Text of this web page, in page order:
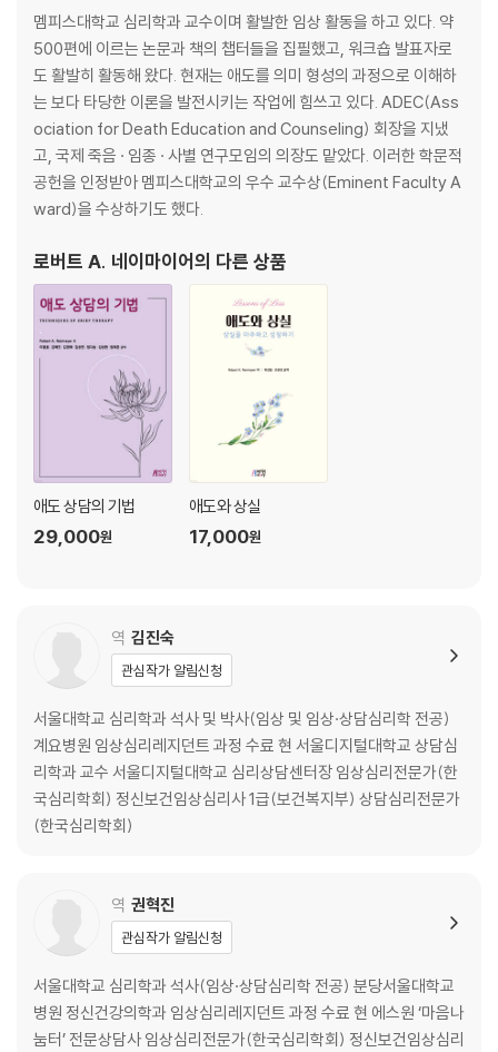
10 핵심 관심사를 향한 사다리 놓기
11 의미의 사회생태학 지도 그리기: 나비넥타이 면담 기법
12 항목배열 기법을 이용한 구성개념의 연결망 도표 작성
13 자기직면을 이용한 정서적 주제와 관계적 주제 평가
14 거울시간을 이용한 자기성찰
15 자기에서 타인까지의 포괄적 주의
16 정서의 자취를 따라가기
17 설명보다 경험을 중요시하기
19 상징적 표현의 힘을 이용하기
20 최소한의 치료 구조화
21 치료과정에서 변화하는 치료목표를 따라가기
22 내담자의 성찰을 촉진하기
23 저항과 친구 되기
24 과제 고려하기
25 무의식적인 이유를 드러내고 직면하기
26 자기이야기의 구심점을 재구성하기
27 종결을 기념하기
28 향정신성 약물이 해결책인지 혹은 또 다른 문제인지 평가하기
29 더 넓은 세계 속에서 구성주의치료를 이해하기
30 통합적 치료 구성하기
멤피스대학교 심리학과 교수이며 활발한 임상 활동을 하고 있다. 약
500편에 이르는 논문과 책의 챕터들을 집필했고, 워크숍 발표자로
도 활발히 활동해 왔다. 현재는 애도를 의미 형성의 과정으로 이해하
는 보다 타당한 이론을 발전시키는 작업에 힘쓰고 있다. ADEC(Ass
ociation for Death Education and Counseling) 회장을 지냈
고, 국제 죽음 · 임종 · 사별 연구모임의 의장도 맡았다. 이러한 학문적
공헌을 인정받아 멤피스대학교의 우수 교수상(Eminent Faculty A
ward)을 수상하기도 했다.
로버트 A. 네이마이어의 다른 상품
애도 상담의 기법
29,000원
애도와 상실
17,000원
역 김진숙
관심작가 알림신청
서울대학교 심리학과 석사 및 박사(임상 및 임상·상담심리학 전공)
계요병원 임상심리레지던트 과정 수료 현 서울디지털대학교 상담심
리학과 교수 서울디지털대학교 심리상담센터장 임상심리전문가(한
국심리학회) 정신보건임상심리사 1급(보건복지부) 상담심리전문가
(한국심리학회)
역 권혁진
관심작가 알림신청
서울대학교 심리학과 석사(임상·상담심리학 전공) 분당서울대학교
병원 정신건강의학과 임상심리레지던트 과정 수료 현 에스원 ‘마음나
눔터’ 전문상담사 임상심리전문가(한국심리학회) 정신보건임상심리